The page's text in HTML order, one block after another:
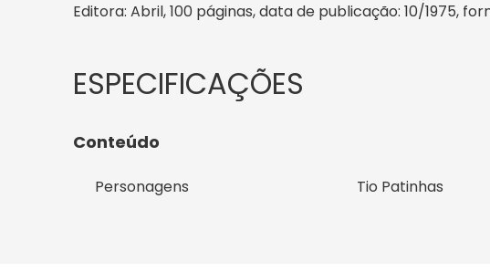
Editora: Abril, 100 páginas, data de publicação: 10/1975,
Conteúdo
Personagens Tio Patinhas